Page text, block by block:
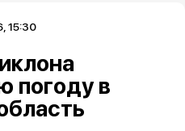
15:30
погоду в